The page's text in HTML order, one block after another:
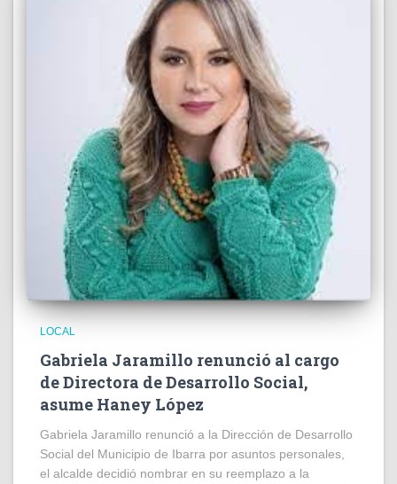
LOCAL
Gabriela Jaramillo renunció al cargo
de Directora de Desarrollo Social,
asume Haney López
Gabriela Jaramillo renunció a la Dirección de Desarrollo
Social del Municipio de Ibarra por asuntos personales,
el alcalde decidió nombrar en su reemplazo a la